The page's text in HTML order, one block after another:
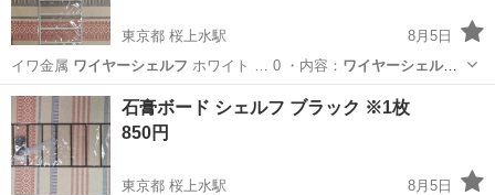
東京都 桜上水駅
8月5日
イワ金属 ワイヤーシェルフ ホワイト … 0 ・内容： ワイヤーシェルフ
取付ユニ…
東京 世田谷区 桜上水駅 シェルフ
石膏ボード シェルフ ブラック ※1枚
850円
東京都 桜上水駅
8月5日